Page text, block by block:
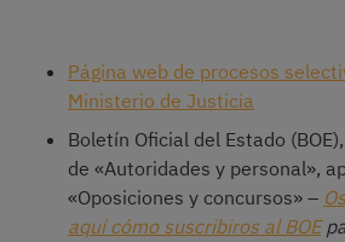
Página web de procesos
Ministerio de Justicia
Boletín Oficial del Estado
de «Autoridades y personal»,
«Oposiciones y concursos» –
aquí cómo suscribiros al BOE